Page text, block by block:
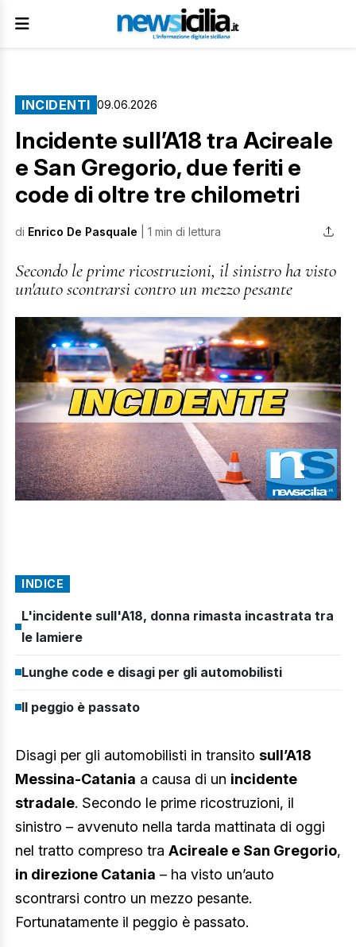
INCIDENTI 09.06.2026
Incidente sull’A18 tra Acireale
e San Gregorio, due feriti e
code di oltre tre chilometri
di Enrico De Pasquale | 1 min di lettura
Secondo le prime ricostruzioni, il sinistro ha visto
un'auto scontrarsi contro un mezzo pesante
INDICE
L'incidente sull'A18, donna rimasta incastrata tra
le lamiere
Lunghe code e disagi per gli automobilisti
Il peggio è passato
Disagi per gli automobilisti in transito sull’A18
Messina-Catania a causa di un incidente
stradale. Secondo le prime ricostruzioni, il
sinistro – avvenuto nella tarda mattinata di oggi
nel tratto compreso tra Acireale e San Gregorio,
in direzione Catania – ha visto un’auto
scontrarsi contro un mezzo pesante.
Fortunatamente il peggio è passato.